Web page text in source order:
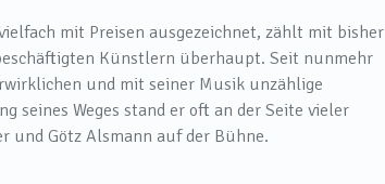
mit Preisen ausgezeichnet, zählt mit bisher
Künstlern überhaupt. Seit nunmehr
und mit seiner Musik unzählige
seines Weges stand er oft an der Seite vieler
und Götz Alsmann auf der Bühne.